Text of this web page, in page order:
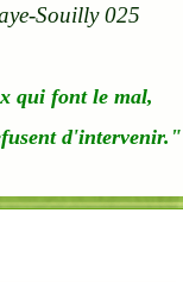
qui font le mal,
d'intervenir."